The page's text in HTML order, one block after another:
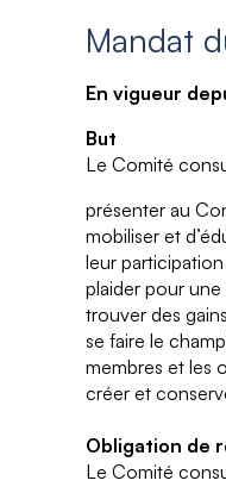
Mandat
En vigueur
But
Le Comité
présenter au
mobiliser et
leur
plaider pour
trouver des
se faire le
membres et les
créer et
Obligation de
Le Comité